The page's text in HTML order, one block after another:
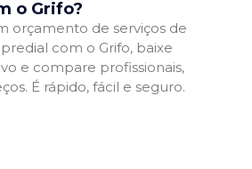
o Grifo?
orçamento de serviços de
com o Grifo, baixe
e compare profissionais,
É rápido, fácil e seguro.